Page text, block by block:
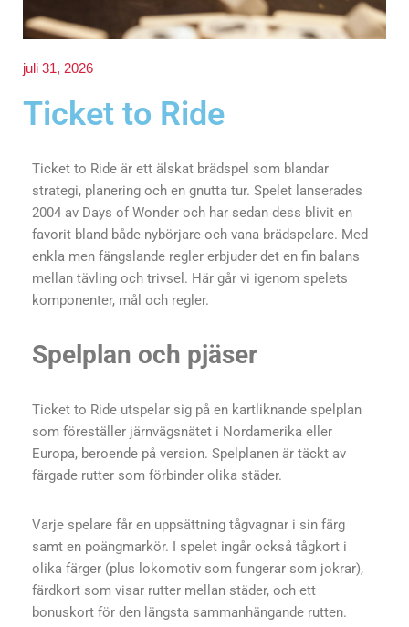
juli 31, 2026
Ticket to Ride
Ticket to Ride är ett älskat brädspel som blandar
strategi, planering och en gnutta tur. Spelet lanserades
2004 av Days of Wonder och har sedan dess blivit en
favorit bland både nybörjare och vana brädspelare. Med
enkla men fängslande regler erbjuder det en fin balans
mellan tävling och trivsel. Här går vi igenom spelets
komponenter, mål och regler.
Spelplan och pjäser
Ticket to Ride utspelar sig på en kartliknande spelplan
som föreställer järnvägsnätet i Nordamerika eller
Europa, beroende på version. Spelplanen är täckt av
färgade rutter som förbinder olika städer.
Varje spelare får en uppsättning tågvagnar i sin färg
samt en poängmarkör. I spelet ingår också tågkort i
olika färger (plus lokomotiv som fungerar som jokrar),
färdkort som visar rutter mellan städer, och ett
bonuskort för den längsta sammanhängande rutten.